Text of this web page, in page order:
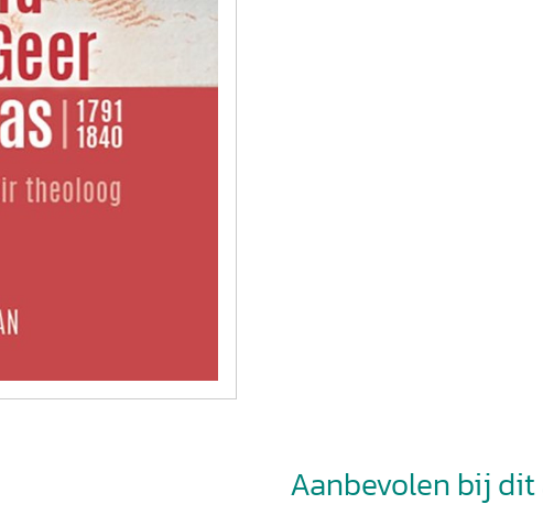
Aanbevolen bij dit